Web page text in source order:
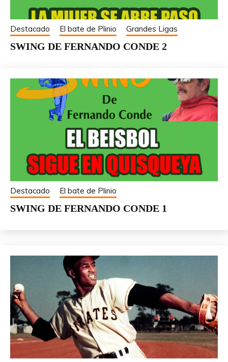
Destacado El bate de Plinio Grandes Ligas
SWING DE FERNANDO CONDE 2
Destacado El bate de Plinio
SWING DE FERNANDO CONDE 1